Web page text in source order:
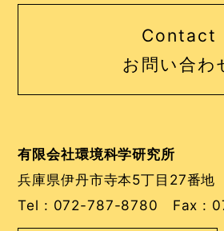
Contact
お問い合わ
有限会社環境科学研究所
兵庫県伊丹市寺本5丁目27番地
Tel : 072-787-8780 Fax :